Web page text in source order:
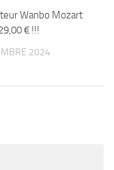
Wanbo Mozart
€ !!!
2024